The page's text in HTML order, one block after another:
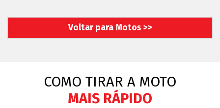
Voltar para Motos >>
COMO TIRAR A MOTO
MAIS RÁPIDO